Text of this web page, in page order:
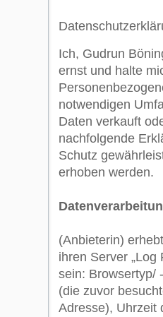
Ich, Gudrun
ernst und halte
notwendigen
Daten verkauft
nachfolgende
Schutz
erhoben werden.
(Anbieterin)
ihren Server
sein: Browsertyp/
(die zuvor
Adresse), Uhrzeit